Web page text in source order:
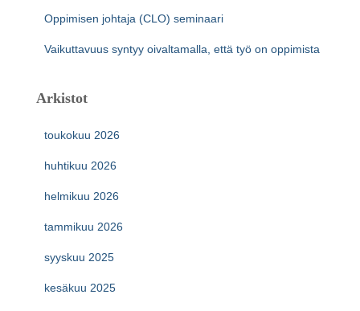
Oppimisen johtaja (CLO) seminaari
Vaikuttavuus syntyy oivaltamalla, että työ on oppimista
Arkistot
toukokuu 2026
huhtikuu 2026
helmikuu 2026
tammikuu 2026
syyskuu 2025
kesäkuu 2025